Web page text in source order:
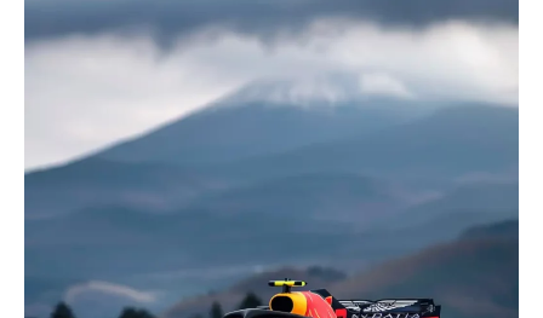
del
importante